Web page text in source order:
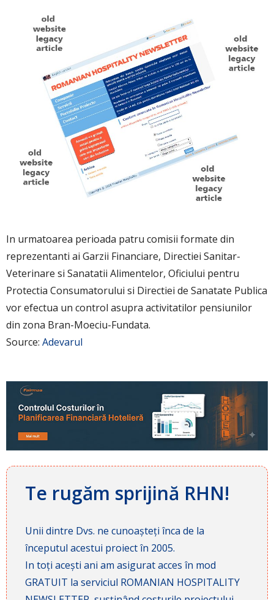
In urmatoarea perioada patru comisii formate din
reprezentanti ai Garzii Financiare, Directiei Sanitar-
Veterinare si Sanatatii Alimentelor, Oficiului pentru
Protectia Consumatorului si Directiei de Sanatate Publica
vor efectua un control asupra activitatilor pensiunilor
din zona Bran-Moeciu-Fundata.
Source: Adevarul
Te rugăm sprijină RHN!
Unii dintre Dvs. ne cunoașteți înca de la
începutul acestui proiect în 2005.
In toți acești ani am asigurat acces în mod
GRATUIT la serviciul ROMANIAN HOSPITALITY